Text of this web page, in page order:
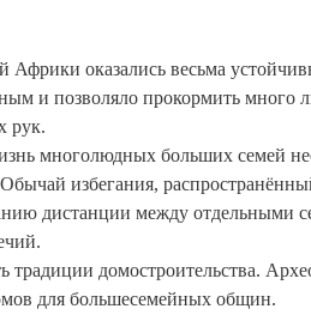
оказались весьма
и позволяло прокормить много
рук.
многолюдных больших семей
избегания,
дистанции между отдельными
домостроительства.
для большесемейных общин.